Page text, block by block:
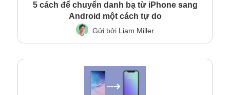
5 cách để chuyển danh bạ từ iPhone sang
Android một cách tự do
Gửi bởi Liam Miller